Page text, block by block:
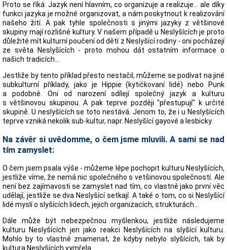
Proto se říká: Jazyk není hlavním, co organizuje a realizuje... ale díky
funkci jazyka je možné organizovat, a nám poskytnout k realizování
našeho žití. A pak tyhle společnosti s jinými jazyky z většinové
skupiny mají rozlišné kultury. V našem případě u Neslyšících je proto
důležité mít kulturní poučení od dětí z Neslyšící rodiny - oni pocházejí
ze světa Neslyšících - proto mohou dát ostatním informace o
našich tradicích...
Jestliže by tento příklad přesto nestačil, můžeme se podívat na jiné
subkulturní příklady, jako je Hippie (kytičkovaní lidé) nebo Punk
a podobně. Oni od narození sdílejí společný jazyk a kulturu
s většinovou skupinou. A pak teprve později "přestupují" k určité
skupině. U neslyšících se toto nestává. Jenom to, že i u Neslyšících
teprve vzniká nekolik sub-kultur, napr. Neslyšící gayové a lesbicky.
Na závěr si uvědomme, o čem jsme mluvili. A sami se nad
tím zamyslet:
O čem jsem psala výše - můžeme lépe pochopit kulturu Neslyšících,
jestliže víme, že nemá nic společného s vetšinovou společností. Ale
není bez zajímavosti se zamyslet nad tím, co vlastně jako první věc
udělají, jestliže se dva Neslyšící setkají. A také o tom, co si Neslyšící
lidé myslí o slyšících lidech, jejich organizacích, strukturách...
Dále může být nebezpečnou myšlenkou, jestliže následujeme
kulturu Neslyšících jen jako reakci Neslyšících na slyšící kulturu.
Mohlo by to vlastně znamenat, že kdyby nebylo slyšících, tak by
kultura Neslyšících vymřela...